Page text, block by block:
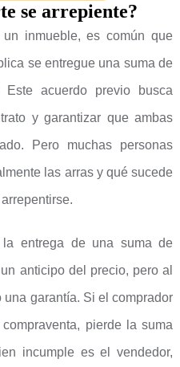
se arrepiente?
inmueble, es común que
se entregue una suma de
acuerdo previo busca
y garantizar que ambas
Pero muchas personas
las arras y qué sucede
entrega de una suma de
anticipo del precio, pero al
garantía. Si el comprador
pierde la suma
incumple es el vendedor,